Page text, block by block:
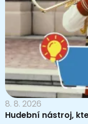
8. 8. 2026
Hudební nástroj,